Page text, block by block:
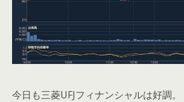
今日も三菱UFJフィナンシャルは好調。